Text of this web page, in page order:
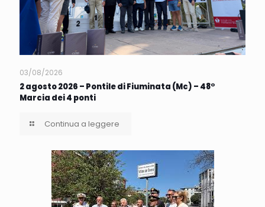
03/08/2026
2 agosto 2026 – Pontile di Fiuminata (Mc) – 48°
Marcia dei 4 ponti
Continua a leggere